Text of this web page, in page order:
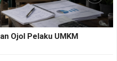
Ojol Pelaku UMKM